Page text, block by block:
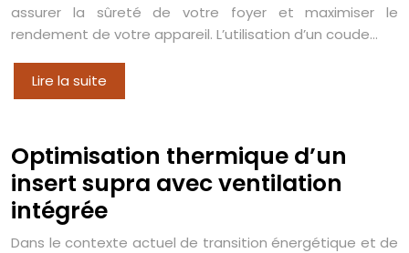
assurer la sûreté de votre foyer et maximiser le
rendement de votre appareil. L’utilisation d’un coude…
Lire la suite
Optimisation thermique d’un
insert supra avec ventilation
intégrée
Dans le contexte actuel de transition énergétique et de